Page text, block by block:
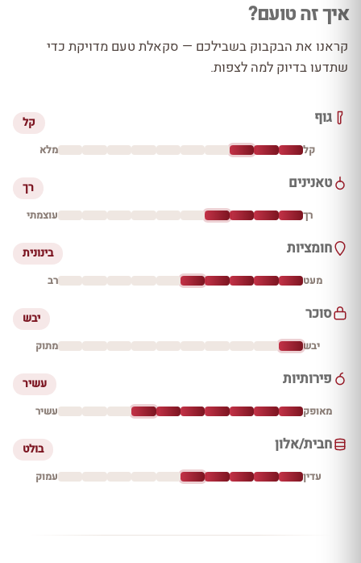
איך זה טועם?
קראנו את הבקבוק בשבילכם — סקאלת טעם מדויקת כדי
שתדעו בדיוק למה לצפות.
גוף קל
קל מלא
טאנינים רך
רך עוצמתי
חומציות בינונית
מעט רב
סוכר יבש
יבש מתוק
פירותיות עשיר
מאופק עשיר
חבית/אלון בולט
עדין עמוק